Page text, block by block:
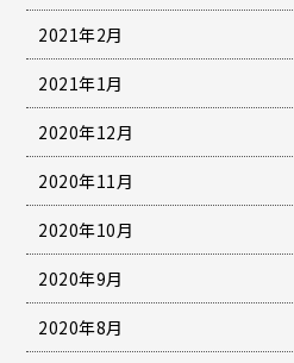
2021年2月
2021年1月
2020年12月
2020年11月
2020年10月
2020年9月
2020年8月